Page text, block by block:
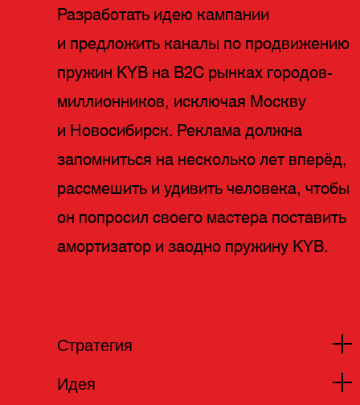
Разработать идею кампании
и предложить каналы по продвижению
пружин KYB на B2C рынках городов-
миллионников, исключая Москву
и Новосибирск. Реклама должна
запомниться на несколько лет вперёд,
рассмешить и удивить человека, чтобы
он попросил своего мастера поставить
амортизатор и заодно пружину KYB.
Стратегия
Идея